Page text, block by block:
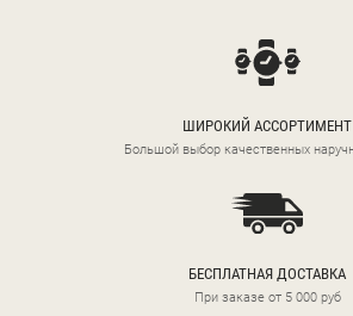
ШИРОКИЙ АССОРТИМЕНТ
Большой выбор качественных
БЕСПЛАТНАЯ ДОСТАВКА
При заказе от 5 000 руб